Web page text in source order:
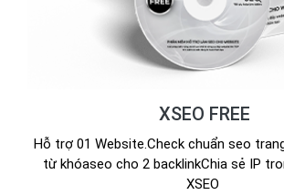
XSEO FREE
Hỗ trợ 01 Website.Check chuẩn seo
từ khóaseo cho 2 backlinkChia sẻ IP
XSEO